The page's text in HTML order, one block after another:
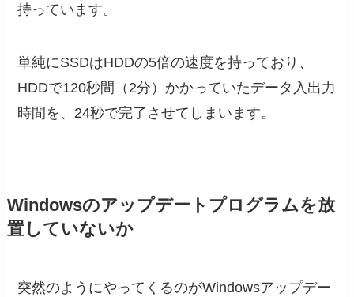
持っています。
単純にSSDはHDDの5倍の速度を持っており、
HDDで120秒間（2分）かかっていたデータ入出力
時間を、24秒で完了させてしまいます。
Windowsのアップデートプログラムを放
置していないか
突然のようにやってくるのがWindowsアップデー